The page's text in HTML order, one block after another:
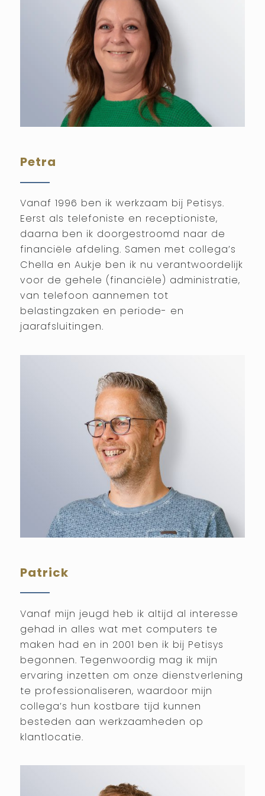
Petra
Vanaf 1996 ben ik werkzaam bij Petisys.
Eerst als telefoniste en receptioniste,
daarna ben ik doorgestroomd naar de
financiële afdeling. Samen met collega’s
Chella en Aukje ben ik nu verantwoordelijk
voor de gehele (financiële) administratie,
van telefoon aannemen tot
belastingzaken en periode- en
jaarafsluitingen.
Patrick
Vanaf mijn jeugd heb ik altijd al interesse
gehad in alles wat met computers te
maken had en in 2001 ben ik bij Petisys
begonnen. Tegenwoordig mag ik mijn
ervaring inzetten om onze dienstverlening
te professionaliseren, waardoor mijn
collega’s hun kostbare tijd kunnen
besteden aan werkzaamheden op
klantlocatie.